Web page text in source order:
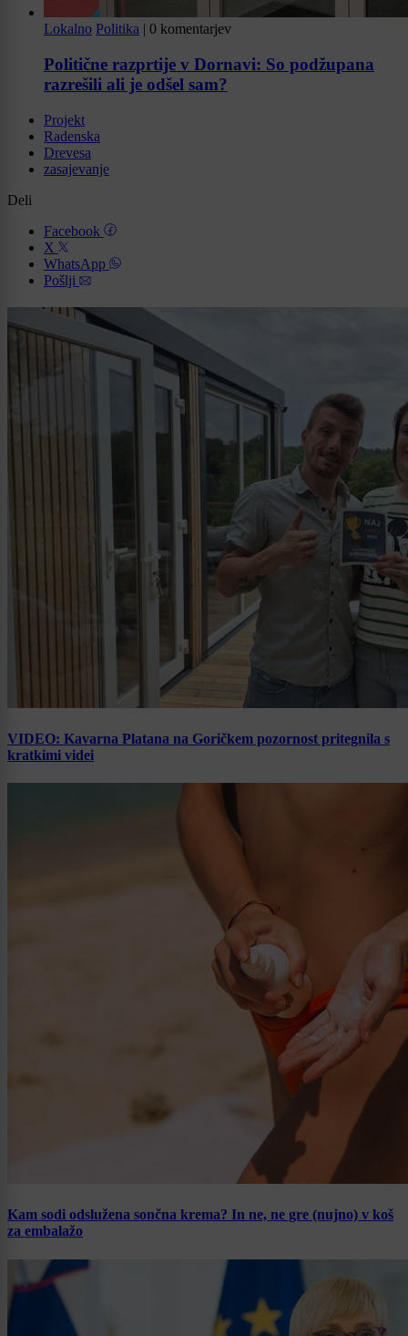
Lokalno Politika | 0 komentarjev
Politične razprtije v Dornavi: So podžupana
razrešili ali je odšel sam?
Projekt
Radenska
Drevesa
zasajevanje
Deli
Facebook
X
WhatsApp
Pošlji
VIDEO: Kavarna Platana na Goričkem pozornost pritegnila s
kratkimi videi
Kam sodi odslužena sončna krema? In ne, ne gre (nujno) v koš
za embalažo